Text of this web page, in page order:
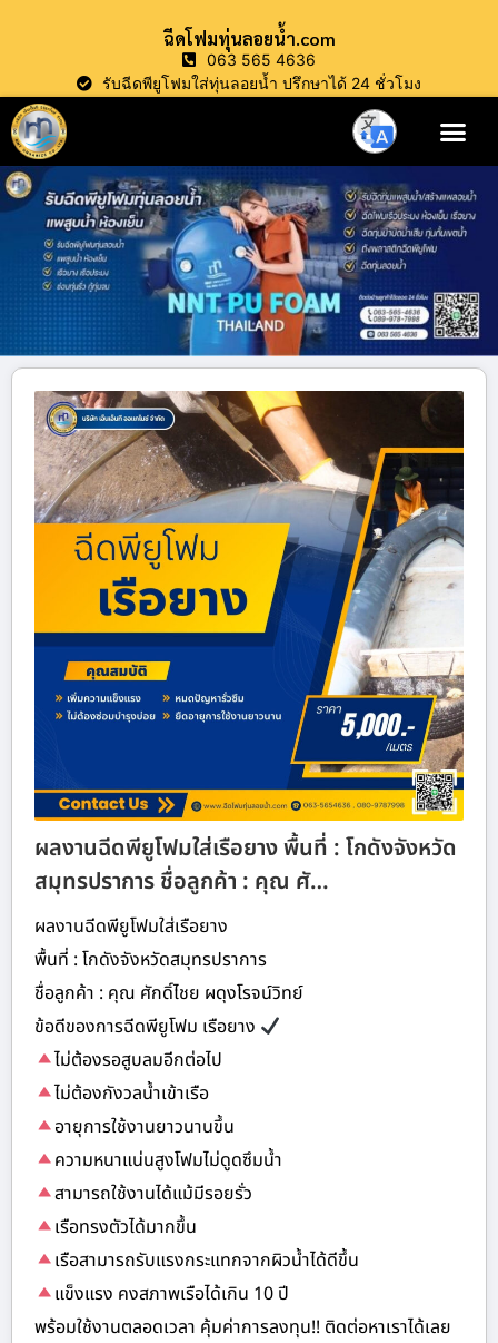
ฉีดโฟมทุ่นลอยน้ำ.com
063 565 4636
รับฉีดพียูโฟมใส่ทุ่นลอยน้ำ ปรึกษาได้ 24 ชั่วโมง
ผลงานฉีดพียูโฟมใส่เรือยาง พื้นที่ : โกดังจังหวัด
สมุทรปราการ ชื่อลูกค้า : คุณ ศั…
ผลงานฉีดพียูโฟมใส่เรือยาง
พื้นที่ : โกดังจังหวัดสมุทรปราการ
ชื่อลูกค้า : คุณ ศักดิ์ไชย ผดุงโรจน์วิทย์
ข้อดีของการฉีดพียูโฟม เรือยาง
ไม่ต้องรอสูบลมอีกต่อไป
ไม่ต้องกังวลน้ำเข้าเรือ
อายุการใช้งานยาวนานขึ้น
ความหนาแน่นสูงโฟมไม่ดูดซึมน้ำ
สามารถใช้งานได้แม้มีรอยรั่ว
เรือทรงตัวได้มากขึ้น
เรือสามารถรับแรงกระแทกจากผิวน้ำได้ดีขึ้น
แข็งแรง คงสภาพเรือได้เกิน 10 ปี
พร้อมใช้งานตลอดเวลา คุ้มค่าการลงทุน!! ติดต่อหาเราได้เลย